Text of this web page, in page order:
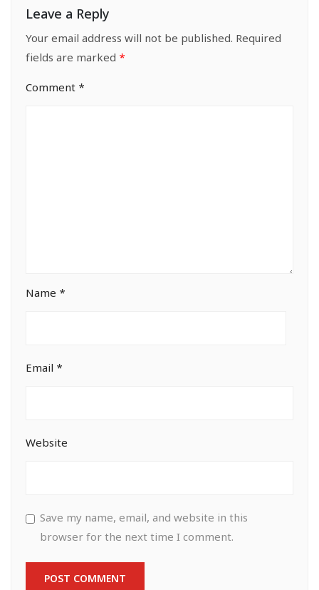
Leave a Reply
Your email address will not be published. Required
fields are marked *
Comment *
Name *
Email *
Website
Save my name, email, and website in this
browser for the next time I comment.